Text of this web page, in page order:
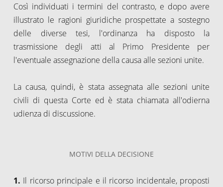
Così individuati i termini del contrasto, e dopo avere
illustrato le ragioni giuridiche prospettate a sostegno
delle diverse tesi, l'ordinanza ha disposto la
trasmissione degli atti al Primo Presidente per
l'eventuale assegnazione della causa alle sezioni unite.
La causa, quindi, è stata assegnata alle sezioni unite
civili di questa Corte ed è stata chiamata all'odierna
udienza di discussione.
MOTIVI DELLA DECISIONE
1. Il ricorso principale e il ricorso incidentale, proposti